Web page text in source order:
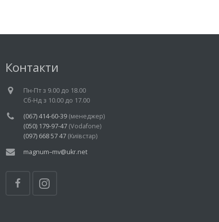
Контакти
Пн-Пт з 9.00 до 18.00
Cб-Нд з 10.00 до 17.00
(067) 414-60-39(менеджер)
(050) 179-97-47(Vodafone)
(097) 668 57 47(Київстар)
magnum–mv@ukr.net